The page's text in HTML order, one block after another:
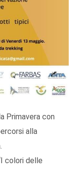
Primavera con
alla
colori delle